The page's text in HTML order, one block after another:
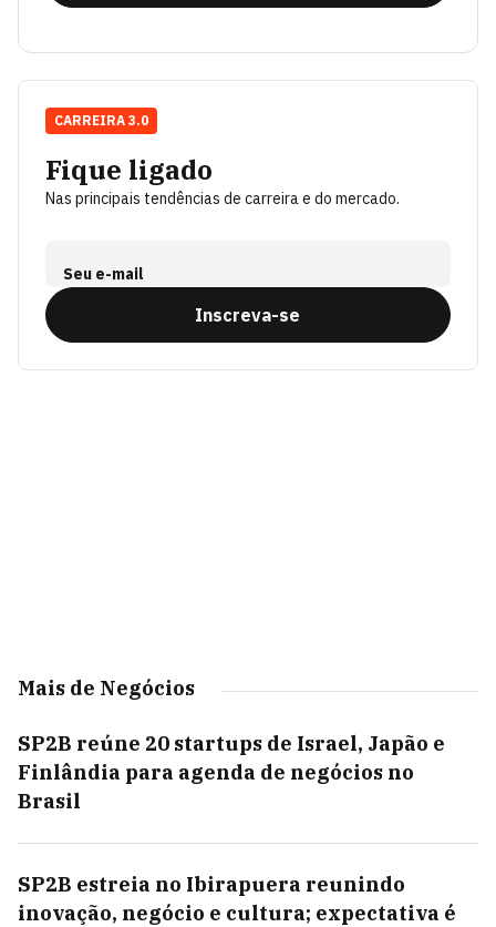
Fique ligado
Nas principais tendências de carreira e do mercado.
Seu e-mail
Inscreva-se
CARREIRA 3.0
Mais de Negócios
SP2B reúne 20 startups de Israel, Japão e
Finlândia para agenda de negócios no
Brasil
SP2B estreia no Ibirapuera reunindo
inovação, negócio e cultura; expectativa é